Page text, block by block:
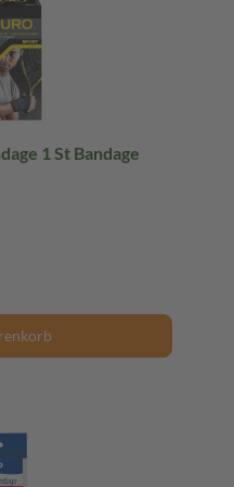
1 St Bandage